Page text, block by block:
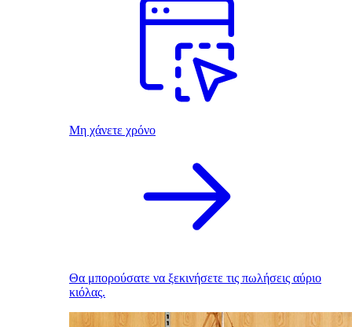
Μη χάνετε χρόνο
Θα μπορούσατε να ξεκινήσετε τις πωλήσεις αύριο
κιόλας.